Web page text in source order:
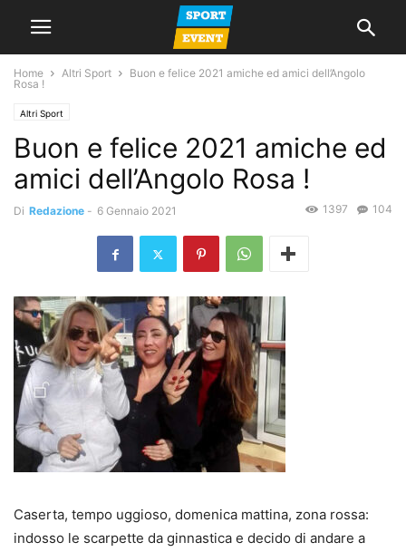
Home Altri Sport
Buon e felice 2021 amiche ed amici dell’Angolo
Rosa !
Altri Sport
Buon e felice 2021 amiche ed
amici dell’Angolo Rosa !
Di Redazione - 6 Gennaio 2021 104
1397
Caserta, tempo uggioso, domenica mattina, zona rossa:
indosso le scarpette da ginnastica e decido di andare a